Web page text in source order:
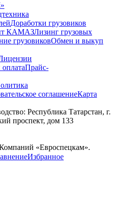
Доработки грузовиков
КАМАЗЛизинг грузовых
грузовиковОбмен и выкуп
Прайс-
соглашениеКарта
Республика Татарстан, г.
проспект, дом 133
«Евроспецкам».
Избранное